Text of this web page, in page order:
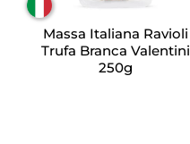
Massa Italiana Ravioli
Trufa Branca Valentini
250g